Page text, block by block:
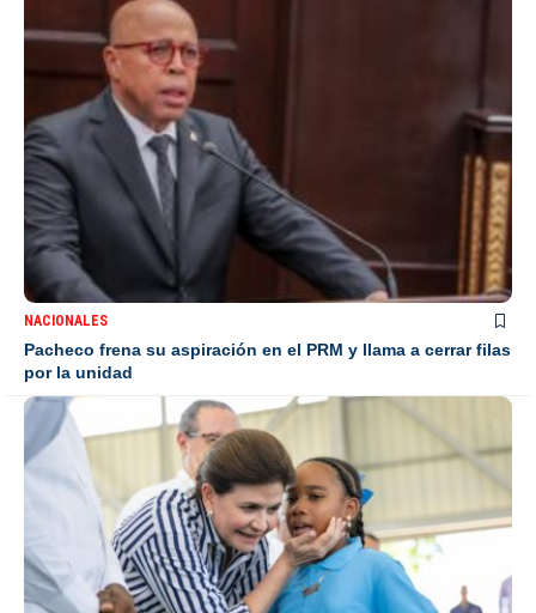
NACIONALES
Pacheco frena su aspiración en el PRM y llama a cerrar filas
por la unidad